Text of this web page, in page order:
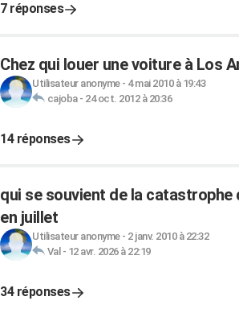
7 réponses
Chez qui louer une voiture à Los
Utilisateur anonyme- 4 mai 2010 à 19:43
cajoba- 24 oct. 2012 à 20:36
14 réponses
qui se souvient de la
en juillet
Utilisateur anonyme- 2 janv. 2010 à 22:32
Val - 12 avr. 2026 à 22:19
34 réponses